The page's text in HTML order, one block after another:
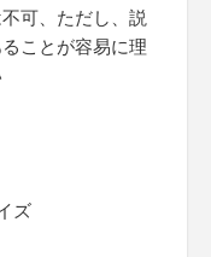
可、ただし、説
ことが容易に理
ズ